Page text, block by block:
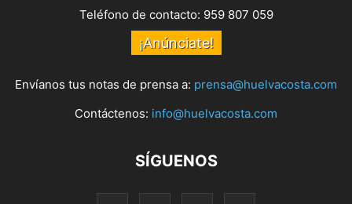
Teléfono de contacto: 959 807 059
¡Anúnciate!
Envíanos tus notas de prensa a: prensa@huelvacosta.com
Contáctenos: info@huelvacosta.com
SÍGUENOS